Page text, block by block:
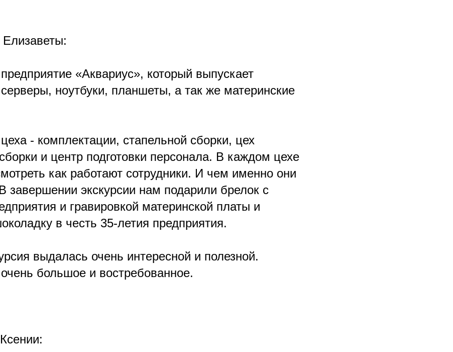
«Аквариус», который выпускает
ноутбуки, планшеты, а так же материнские
- комплектации, стапельной сборки, цех
и центр подготовки персонала. В каждом цехе
как работают сотрудники. И чем именно они
завершении экскурсии нам подарили брелок с
и гравировкой материнской платы и
в честь 35-летия предприятия.
выдалась очень интересной и полезной.
большое и востребованное.